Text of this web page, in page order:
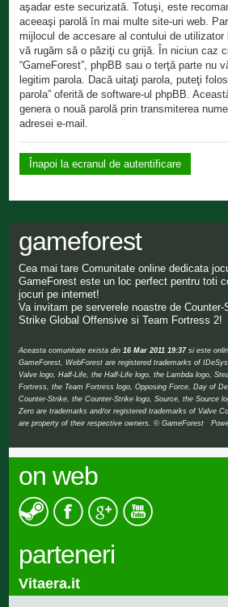
aşadar este securizată. Totuşi, este
aceeaşi parolă în mai multe site-uri web.
mijlocul de accesare al contului de utilizator
vă rugăm să o păziţi cu grijă. În niciun caz
“GameForest”, phpBB sau o terţă parte nu
legitim parola. Dacă uitaţi parola, puteţi
parola” oferită de software-ul phpBB.
genera o nouă parolă prin transmiterea
adresei e-mail.
Înapoi la ecranul de autentificare
gameforest
Cea mai tare Comunitate online dedicata
GameForest este un loc perfect pentru toti
jocuri pe internet!
Va invitam pe serverele noastre de
Strike Global Offensive si Team Fortress 2!
Aceasta comunitate exista din 16 Mar 2011 19:37si este
GameForest, WebForest are registered trademarks of
Valve logo, Half-Life, the Half-Life logo, the Lambda logo,
Fortress, the Team Fortress logo, Opposing Force, Day of
Counter-Strike, the Counter-Strike logo, Source, the Source
Zero are trademarks and/or registered trademarks of Valve
are property of their respective owners. © GameForest
on web
parteneri
Vitaera.it